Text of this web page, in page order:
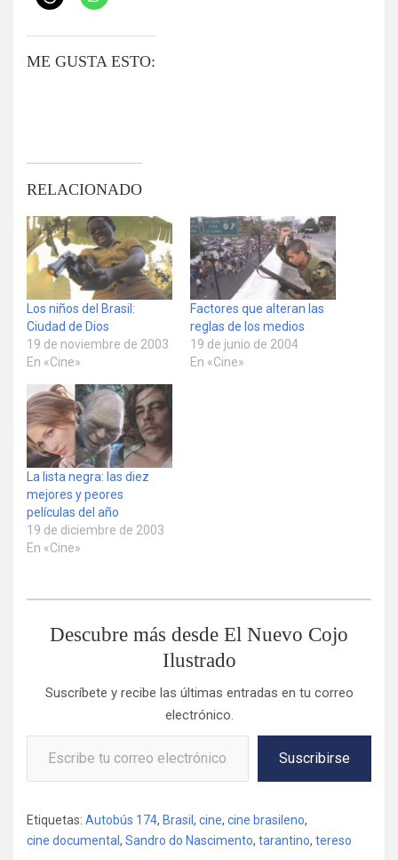
ME GUSTA ESTO:
RELACIONADO
Los niños del Brasil:
Ciudad de Dios
19 de noviembre de 2003
En «Cine»
Factores que alteran las
reglas de los medios
19 de junio de 2004
En «Cine»
La lista negra: las diez
mejores y peores
películas del año
19 de diciembre de 2003
En «Cine»
Descubre más desde El Nuevo Cojo
Ilustrado
Suscríbete y recibe las últimas entradas en tu correo
electrónico.
Escribe tu correo electrónico…
Suscribirse
Etiquetas: Autobús 174, Brasil, cine, cine brasileno,
cine documental, Sandro do Nascimento, tarantino, tereso